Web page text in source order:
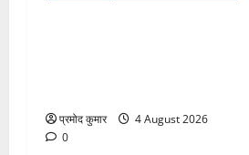
प्रमोद कुमार
4 August 2026
0